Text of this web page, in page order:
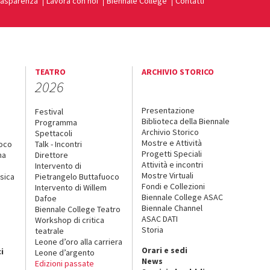
TEATRO
2026
Festival
Programma
Spettacoli
Talk - Incontri
Direttore
Intervento di
Pietrangelo Buttafuoco
Intervento di Willem
Dafoe
Biennale College Teatro
Workshop di critica
teatrale
Leone d’oro alla carriera
Leone d’argento
Edizioni passate
ARCHIVIO STORICO
Presentazione
Biblioteca della Biennale
Archivio Storico
Mostre e Attività
Progetti Speciali
Attività e incontri
Mostre Virtuali
Fondi e Collezioni
Biennale College ASAC
Biennale Channel
ASAC DATI
Storia
Orari e sedi
News